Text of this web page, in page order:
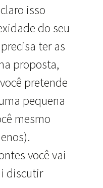
isso
do seu
ter as
proposta,
pretende
pequena
mesmo
você vai
discutir